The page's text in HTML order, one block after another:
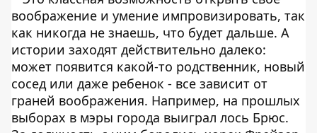
воображение и умение импровизировать, так
как никогда не знаешь, что будет дальше. А
истории заходят действительно далеко:
может появится какой-то родственник, новый
сосед или даже ребенок - все зависит от
граней воображения. Например, на прошлых
выборах в мэры города выиграл лось Брюс.